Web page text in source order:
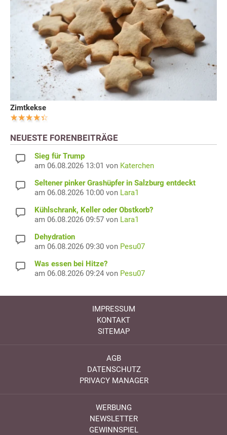
Zimtkekse
NEUESTE FORENBEITRÄGE
Sieg für Trump
am 06.08.2026 13:01 von Katerchen
Seltener pinker Grashüpfer in Salzburg entdeckt
am 06.08.2026 10:00 von Lara1
Kühlschrank, Keller oder Obstkorb?
am 06.08.2026 09:57 von Lara1
Dehydration
am 06.08.2026 09:30 von Pesu07
Was essen bei Hitze?
am 06.08.2026 09:24 von Pesu07
IMPRESSUM
KONTAKT
SITEMAP
AGB
DATENSCHUTZ
PRIVACY MANAGER
WERBUNG
NEWSLETTER
GEWINNSPIEL